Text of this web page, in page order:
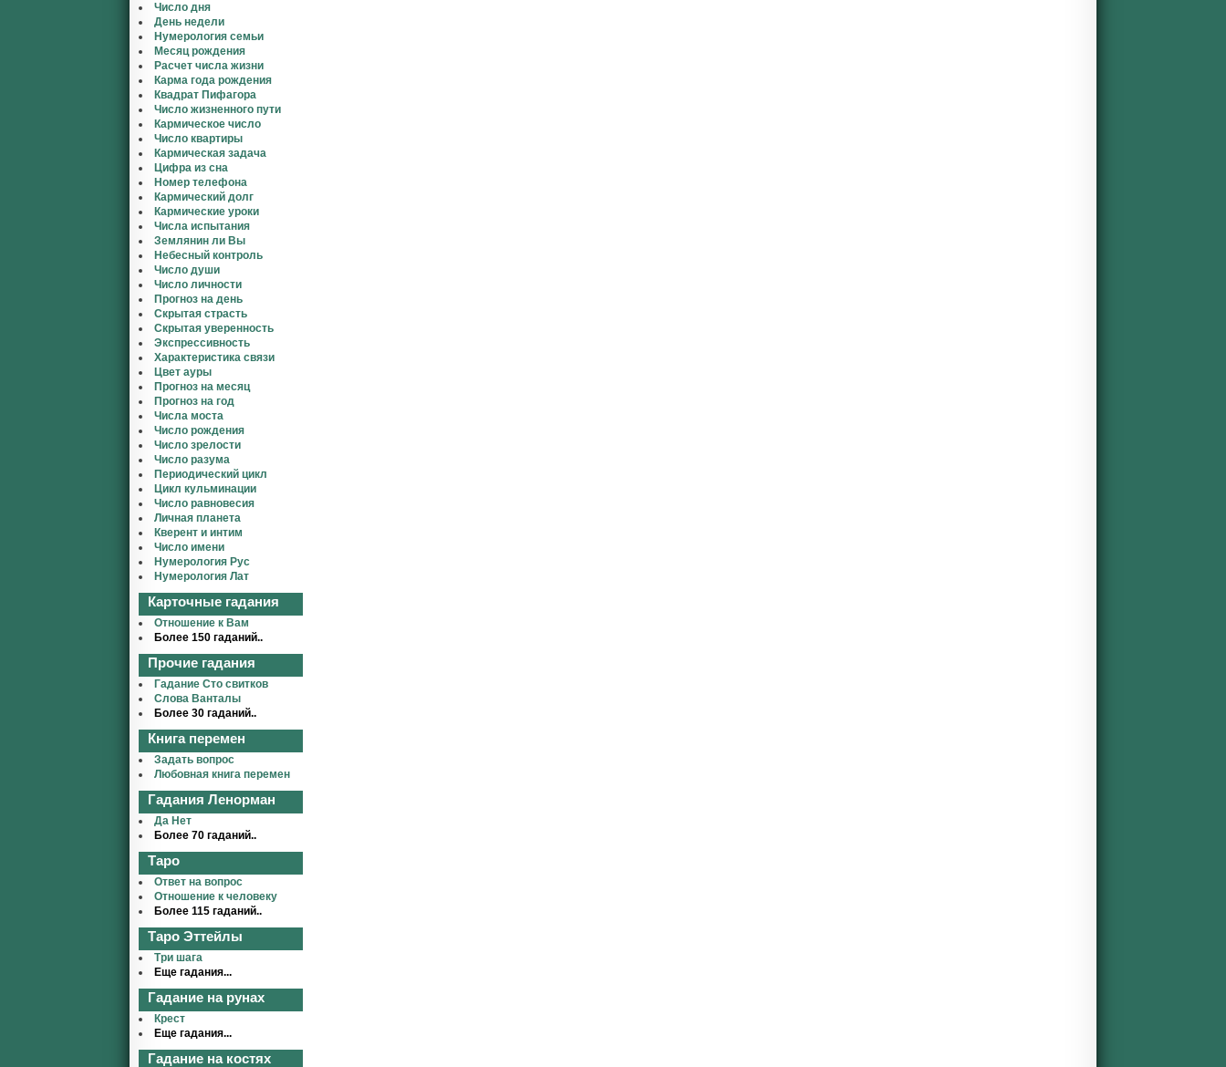
Число дня
День недели
Нумерология семьи
Месяц рождения
Расчет числа жизни
Карма года рождения
Квадрат Пифагора
Число жизненного пути
Кармическое число
Число квартиры
Кармическая задача
Цифра из сна
Номер телефона
Кармический долг
Кармические уроки
Числа испытания
Землянин ли Вы
Небесный контроль
Число души
Число личности
Прогноз на день
Скрытая страсть
Скрытая уверенность
Экспрессивность
Характеристика связи
Цвет ауры
Прогноз на месяц
Прогноз на год
Числа моста
Число рождения
Число зрелости
Число разума
Периодический цикл
Цикл кульминации
Число равновесия
Личная планета
Кверент и интим
Число имени
Нумерология Рус
Нумерология Лат
Карточные гадания
Отношение к Вам
Более 150 гаданий..
Прочие гадания
Гадание Сто свитков
Слова Ванталы
Более 30 гаданий..
Книга перемен
Задать вопрос
Любовная книга перемен
Гадания Ленорман
Да Нет
Более 70 гаданий..
Таро
Ответ на вопрос
Отношение к человеку
Более 115 гаданий..
Таро Эттейлы
Три шага
Еще гадания...
Гадание на рунах
Крест
Еще гадания...
Гадание на костях